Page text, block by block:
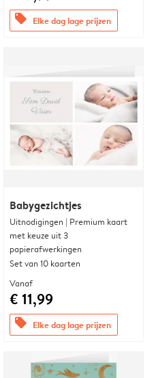
offers Elke dag lage prijzen
Babygezichtjes
Uitnodigingen | Premium kaart
met keuze uit 3
papierafwerkingen
Set van 10 kaarten
Vanaf
€ 11,99
offers Elke dag lage prijzen